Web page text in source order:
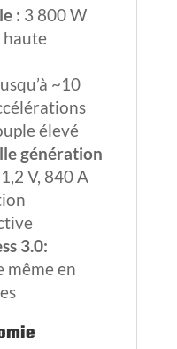
: 3 800 W
haute
~10
élevé
génération
V, 840 A
3.0:
même en